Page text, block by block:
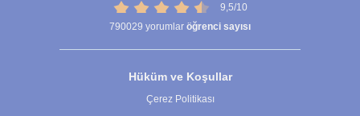
9,5/10
790029 yorumlar öğrenci sayısı
Hüküm ve Koşullar
Çerez Politikası